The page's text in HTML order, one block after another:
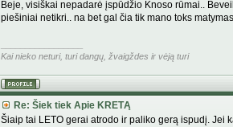
Beje, visiškai nepadarė įspūdžio Knoso rūmai..
piešiniai netikri.. na bet gal čia tik mano toks
Kai nieko neturi, turi dangų, žvaigždes ir vėją turi
Re: Šiek tiek Apie KRETĄ
Šiaip tai LETO gerai atrodo ir paliko gerą ispudį. Jei